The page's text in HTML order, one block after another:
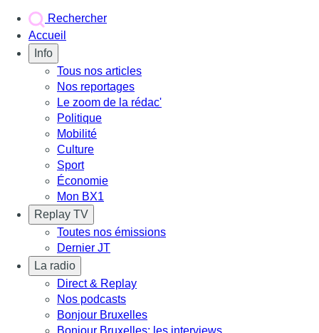
Rechercher
Accueil
Info
Tous nos articles
Nos reportages
Le zoom de la rédac'
Politique
Mobilité
Culture
Sport
Économie
Mon BX1
Replay TV
Toutes nos émissions
Dernier JT
La radio
Direct & Replay
Nos podcasts
Bonjour Bruxelles
Bonjour Bruxelles: les interviews